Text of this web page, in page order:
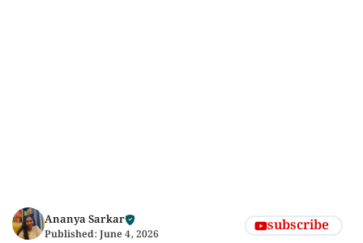
Ananya Sarkar
Published: June 4, 2026 subscribe